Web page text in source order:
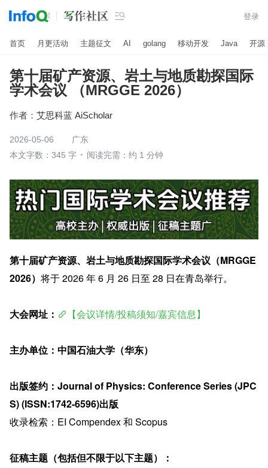
 登录
首页 月更活动 主题征文 AI golang 移动开发 Java 开源
第十届矿产资源、岩土与地质勘探国际
学术会议 （MRGGE 2026）
作者： 艾思科蓝 AiScholar
2026-05-06
广东
本文字数：345 字
阅读完需：约 1 分钟
第十届矿产资源、岩土与地质勘探国际学术会议（MRGGE
2026） 将于 2026 年 6 月 26 日至 28 日在青岛举行。
大会网址： 【会议详情/投稿须知/嘉宾信息】
主办单位：中国石油大学（华东）
出版签约：Journal of Physics: Conference Series (JPC
S) (ISSN:1742-6596)出版
收录检索：EI Compendex 和 Scopus
征稿主题（包括但不限于以下主题）：